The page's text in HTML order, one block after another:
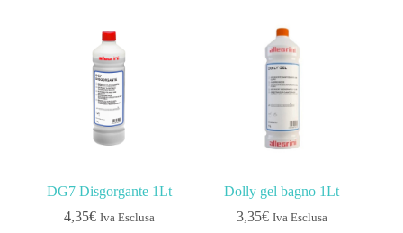
DG7 Disgorgante 1Lt
4,35€ Iva Esclusa
Dolly gel bagno 1Lt
3,35€ Iva Esclusa